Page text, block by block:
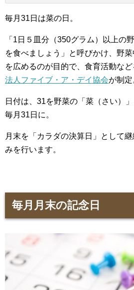
毎月31日は菜の日。
「1日５皿分（350グラム）以上の
を食べましょう」と呼びかけ、野
を広めるのが目的で、食育活動な
法人ファイブ・ア・デイ協会が制定
日付は、31を野菜の「菜（さい）
毎月31日に。
月末を「カラダの決算日」として
みを行います。
毎月月末の記念日